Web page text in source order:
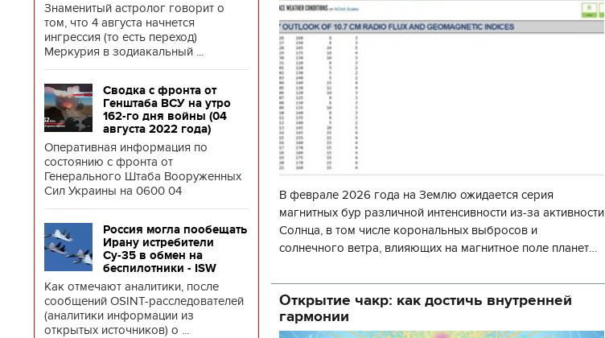
Знаменитый астролог говорит о
том, что 4 августа начнется
ингрессия (то есть переход)
Меркурия в зодиакальный ...
Сводка с фронта от
Генштаба ВСУ на утро
162-го дня войны (04
августа 2022 года)
Оперативная информация по
состоянию с фронта от
Генерального Штаба Вооруженных
Сил Украины на 0600 04
Россия могла пообещать
Ирану истребители
Су-35 в обмен на
беспилотники - ISW
Как отмечают аналитики, после
сообщений OSINT-расследователей
(аналитики информации из
открытых источников) о ...
В феврале 2026 года на Землю ожидается серия
магнитных бур различной интенсивности из-за активности
Солнца, в том числе корональных выбросов и
солнечного ветра, влияющих на магнитное поле планеты.
об
Открытие чакр: как достичь внутренней
гармонии